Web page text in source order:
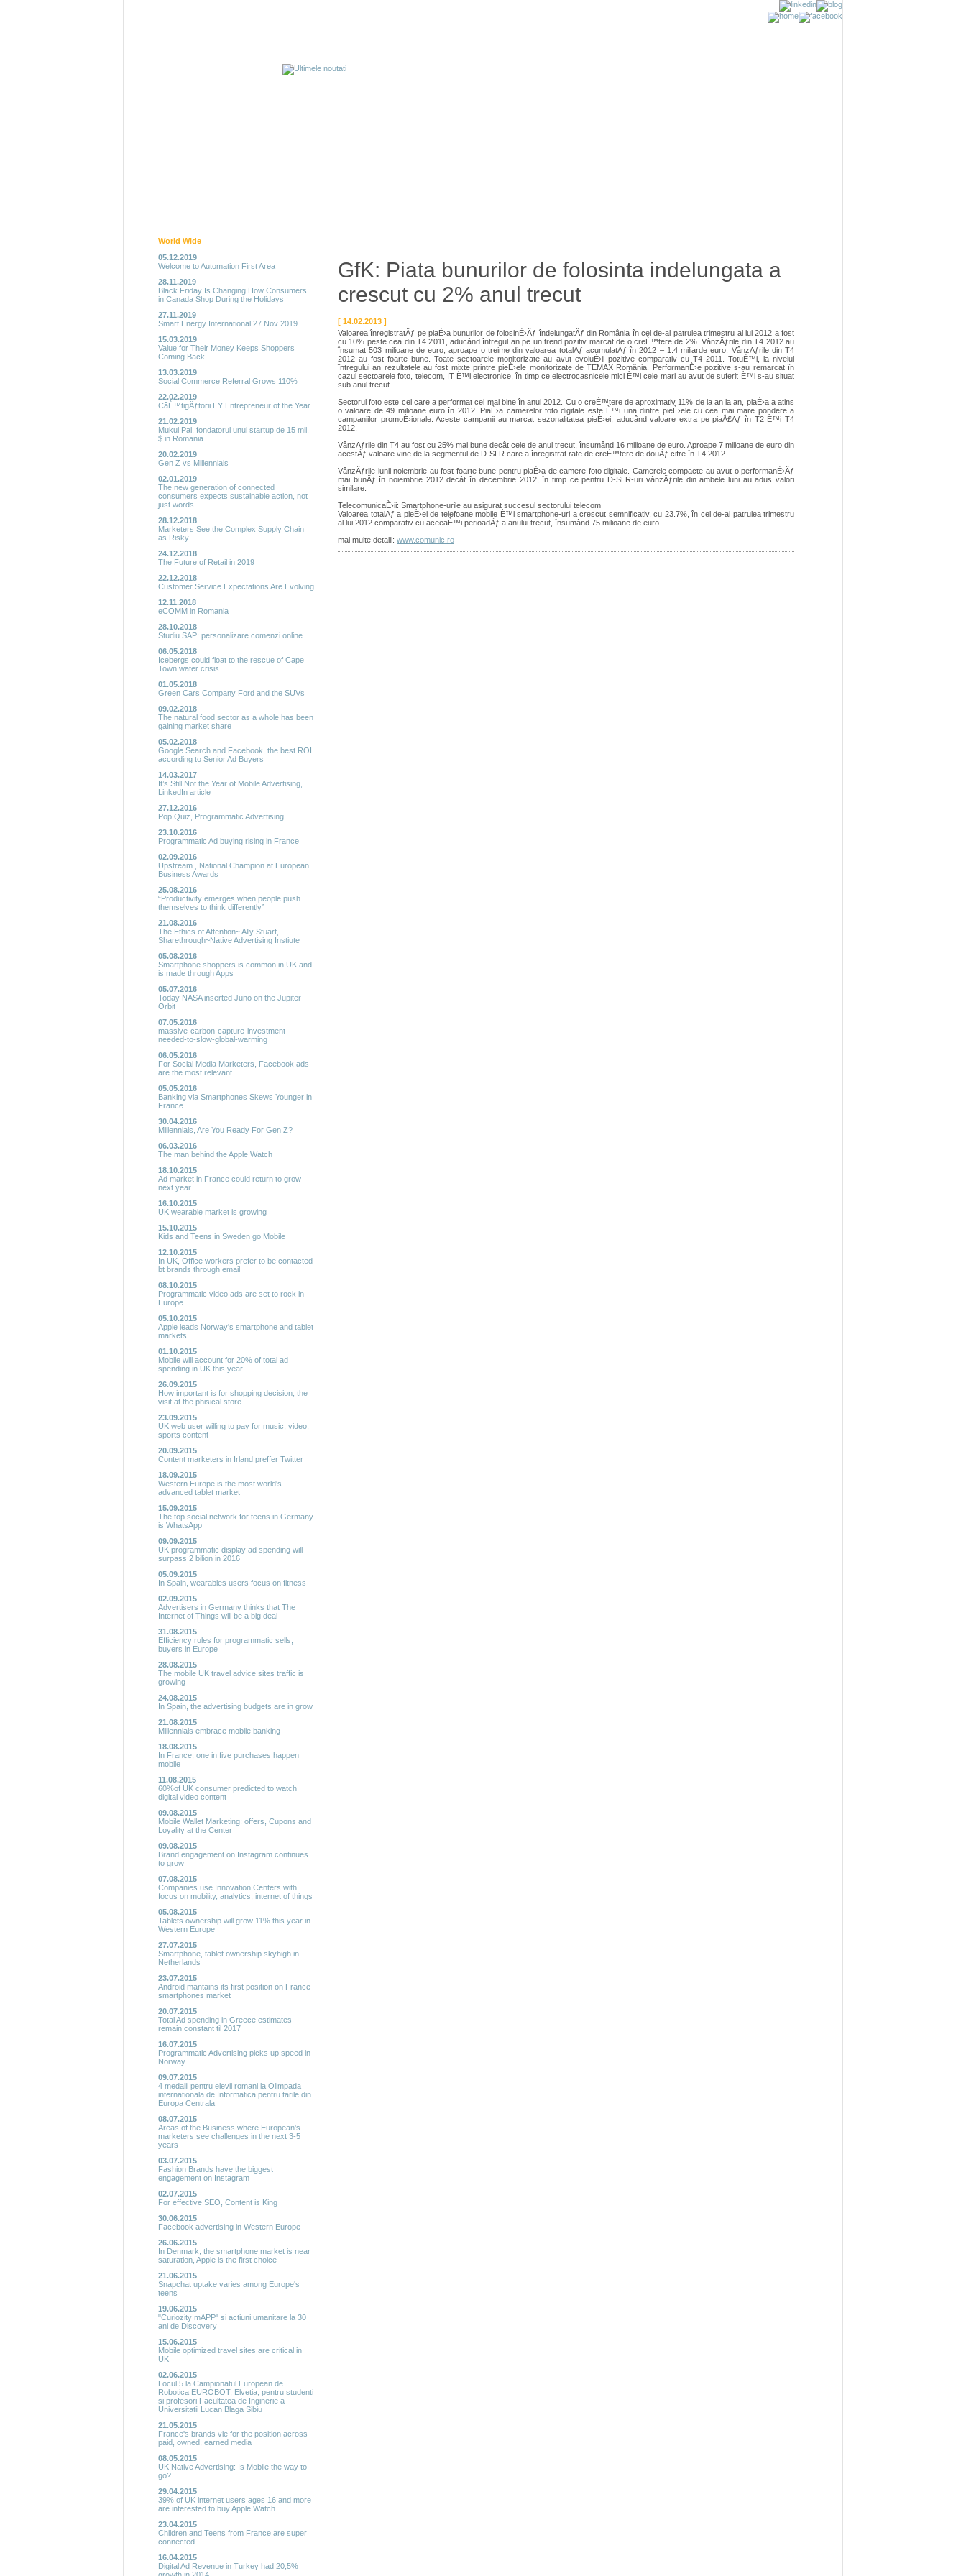
World Wide
05.12.2019
Welcome to Automation First Area
28.11.2019
Black Friday Is Changing How Consumers
in Canada Shop During the Holidays
27.11.2019
Smart Energy International 27 Nov 2019
15.03.2019
Value for Their Money Keeps Shoppers
Coming Back
13.03.2019
Social Commerce Referral Grows 110%
22.02.2019
CâÈ™tigÄƒtorii EY Entrepreneur of the Year
21.02.2019
Mukul Pal, fondatorul unui startup de 15 mil.
$ in Romania
20.02.2019
Gen Z vs Millennials
02.01.2019
The new generation of connected
consumers expects sustainable action, not
just words
28.12.2018
Marketers See the Complex Supply Chain
as Risky
24.12.2018
The Future of Retail in 2019
22.12.2018
Customer Service Expectations Are Evolving
12.11.2018
eCOMM in Romania
28.10.2018
Studiu SAP: personalizare comenzi online
06.05.2018
Icebergs could float to the rescue of Cape
Town water crisis
01.05.2018
Green Cars Company Ford and the SUVs
09.02.2018
The natural food sector as a whole has been
gaining market share
05.02.2018
Google Search and Facebook, the best ROI
according to Senior Ad Buyers
14.03.2017
It’s Still Not the Year of Mobile Advertising,
LinkedIn article
27.12.2016
Pop Quiz, Programmatic Advertising
23.10.2016
Programmatic Ad buying rising in France
02.09.2016
Upstream , National Champion at European
Business Awards
25.08.2016
“Productivity emerges when people push
themselves to think differently”
21.08.2016
The Ethics of Attention~ Ally Stuart,
Sharethrough~Native Advertising Instiute
05.08.2016
Smartphone shoppers is common in UK and
is made through Apps
05.07.2016
Today NASA inserted Juno on the Jupiter
Orbit
07.05.2016
massive-carbon-capture-investment-
needed-to-slow-global-warming
06.05.2016
For Social Media Marketers, Facebook ads
are the most relevant
05.05.2016
Banking via Smartphones Skews Younger in
France
30.04.2016
Millennials, Are You Ready For Gen Z?
06.03.2016
The man behind the Apple Watch
18.10.2015
Ad market in France could return to grow
next year
16.10.2015
UK wearable market is growing
15.10.2015
Kids and Teens in Sweden go Mobile
12.10.2015
In UK, Office workers prefer to be contacted
bt brands through email
08.10.2015
Programmatic video ads are set to rock in
Europe
05.10.2015
Apple leads Norway's smartphone and tablet
markets
01.10.2015
Mobile will account for 20% of total ad
spending in UK this year
26.09.2015
How important is for shopping decision, the
visit at the phisical store
23.09.2015
UK web user willing to pay for music, video,
sports content
20.09.2015
Content marketers in Irland preffer Twitter
18.09.2015
Western Europe is the most world's
advanced tablet market
15.09.2015
The top social network for teens in Germany
is WhatsApp
09.09.2015
UK programmatic display ad spending will
surpass 2 bilion in 2016
05.09.2015
In Spain, wearables users focus on fitness
02.09.2015
Advertisers in Germany thinks that The
Internet of Things will be a big deal
31.08.2015
Efficiency rules for programmatic sells,
buyers in Europe
28.08.2015
The mobile UK travel advice sites traffic is
growing
24.08.2015
In Spain, the advertising budgets are in grow
21.08.2015
Millennials embrace mobile banking
18.08.2015
In France, one in five purchases happen
mobile
11.08.2015
60%of UK consumer predicted to watch
digital video content
09.08.2015
Mobile Wallet Marketing: offers, Cupons and
Loyality at the Center
09.08.2015
Brand engagement on Instagram continues
to grow
07.08.2015
Companies use Innovation Centers with
focus on mobility, analytics, internet of things
05.08.2015
Tablets ownership will grow 11% this year in
Western Europe
27.07.2015
Smartphone, tablet ownership skyhigh in
Netherlands
23.07.2015
Android mantains its first position on France
smartphones market
20.07.2015
Total Ad spending in Greece estimates
remain constant til 2017
16.07.2015
Programmatic Advertising picks up speed in
Norway
09.07.2015
4 medalii pentru elevii romani la Olimpada
internationala de Informatica pentru tarile din
Europa Centrala
08.07.2015
Areas of the Business where European's
marketers see challenges in the next 3-5
years
03.07.2015
Fashion Brands have the biggest
engagement on Instagram
02.07.2015
For effective SEO, Content is King
30.06.2015
Facebook advertising in Western Europe
26.06.2015
In Denmark, the smartphone market is near
saturation, Apple is the first choice
21.06.2015
Snapchat uptake varies among Europe's
teens
19.06.2015
"Curiozity mAPP" si actiuni umanitare la 30
ani de Discovery
15.06.2015
Mobile optimized travel sites are critical in
UK
02.06.2015
Locul 5 la Campionatul European de
Robotica EUROBOT, Elvetia, pentru studenti
si profesori Facultatea de Inginerie a
Universitatii Lucan Blaga Sibiu
21.05.2015
France's brands vie for the position across
paid, owned, earned media
08.05.2015
UK Native Advertising: Is Mobile the way to
go?
29.04.2015
39% of UK internet users ages 16 and more
are interested to buy Apple Watch
23.04.2015
Children and Teens from France are super
connected
16.04.2015
Digital Ad Revenue in Turkey had 20,5%
GfK: Piata bunurilor de folosinta indelungata a
crescut cu 2% anul trecut
[ 14.02.2013 ]
Valoarea înregistratÄƒ pe piaÈ›a bunurilor de folosinÈ›Äƒ îndelungatÄƒ din România în cel de-al patrulea trimestru al lui 2012 a fost
cu 10% peste cea din T4 2011, aducând întregul an pe un trend pozitiv marcat de o creÈ™tere de 2%. VânzÄƒrile din T4 2012 au
însumat 503 milioane de euro, aproape o treime din valoarea totalÄƒ acumulatÄƒ în 2012 – 1.4 miliarde euro. VânzÄƒrile din T4
2012 au fost foarte bune. Toate sectoarele monitorizate au avut evoluÈ›ii pozitive comparativ cu T4 2011. TotuÈ™i, la nivelul
întregului an rezultatele au fost mixte printre pieÈ›ele monitorizate de TEMAX România. PerformanÈ›e pozitive s-au remarcat în
cazul sectoarele foto, telecom, IT È™i electronice, în timp ce electrocasnicele mici È™i cele mari au avut de suferit È™i s-au situat
sub anul trecut.
Sectorul foto este cel care a performat cel mai bine în anul 2012. Cu o creÈ™tere de aproximativ 11% de la an la an, piaÈ›a a atins
o valoare de 49 milioane euro în 2012. PiaÈ›a camerelor foto digitale este È™i una dintre pieÈ›ele cu cea mai mare pondere a
campaniilor promoÈ›ionale. Aceste campanii au marcat sezonalitatea pieÈ›ei, aducând valoare extra pe piaÅ£Äƒ în T2 È™i T4
2012.
VânzÄƒrile din T4 au fost cu 25% mai bune decât cele de anul trecut, însumând 16 milioane de euro. Aproape 7 milioane de euro din
acestÄƒ valoare vine de la segmentul de D-SLR care a înregistrat rate de creÈ™tere de douÄƒ cifre în T4 2012.
VânzÄƒrile lunii noiembrie au fost foarte bune pentru piaÈ›a de camere foto digitale. Camerele compacte au avut o performanÈ›Äƒ
mai bunÄƒ în noiembrie 2012 decât în decembrie 2012, în timp ce pentru D-SLR-uri vânzÄƒrile din ambele luni au adus valori
similare.
TelecomunicaÈ›ii: Smartphone-urile au asigurat succesul sectorului telecom
Valoarea totalÄƒ a pieÈ›ei de telefoane mobile È™i smartphone-uri a crescut semnificativ, cu 23.7%, în cel de-al patrulea trimestru
al lui 2012 comparativ cu aceeaÈ™i perioadÄƒ a anului trecut, însumând 75 milioane de euro.
mai multe detalii: www.comunic.ro